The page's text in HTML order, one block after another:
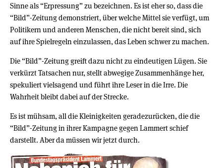
Sinne als “Erpressung” zu bezeichnen. Es ist eher so, dass die
“Bild”-Zeitung demonstriert, über welche Mittel sie verfügt, um
Politikern und anderen Menschen, die nicht bereit sind, sich
auf ihre Spielregeln einzulassen, das Leben schwer zu machen.
Die “Bild”-Zeitung greift dazu nicht zu eindeutigen Lügen. Sie
verkürzt Tatsachen nur, stellt abwegige Zusammenhänge her,
spekuliert vielsagend und führt ihre Leser in die Irre. Die
Wahrheit bleibt dabei auf der Strecke.
Es ist mühsam, all die Kleinigkeiten geradezurücken, die die
“Bild”-Zeitung in ihrer Kampagne gegen Lammert schief
darstellt. Aber da müssen wir jetzt durch.